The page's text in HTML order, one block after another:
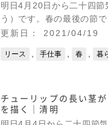
明日4月20日から二十四節
う）です。春の最後の節で
更新日： 2021/04/19
リース 手仕事 春 暮
チューリップの長い茎
を描く｜清明